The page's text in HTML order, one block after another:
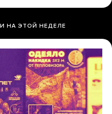
НА ЭТОЙ НЕДЕЛЕ